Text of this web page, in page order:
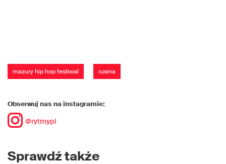
mazury hip hop festiwal rusina
Obserwuj nas na instagramie:
@rytmypl
Sprawdź także